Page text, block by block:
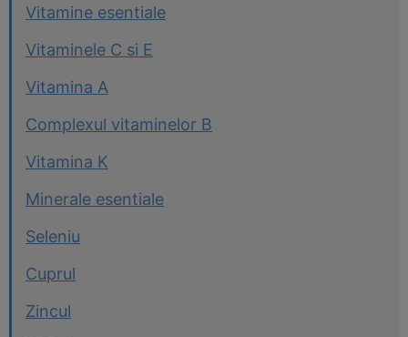
Vitamine esentiale
Vitaminele C si E
Vitamina A
Complexul vitaminelor B
Vitamina K
Minerale esentiale
Seleniu
Cuprul
Zincul